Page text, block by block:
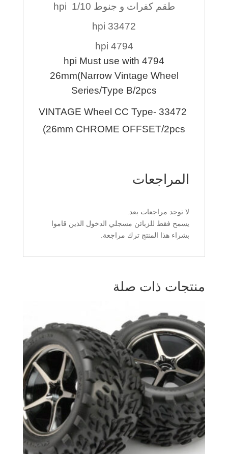
طقم كفرات و جنوط hpi 1/10
33472 hpi
4794 hpi
4794 hpi Must use with
26mm(Narrow Vintage Wheel
Series/Type B/2pcs
33472 -VINTAGE Wheel CC Type
26mm CHROME OFFSET/2pcs)
المراجعات
لا توجد مراجعات بعد.
يسمح فقط للزبائن مسجلي الدخول الذين قاموا
بشراء هذا المنتج ترك مراجعة.
منتجات ذات صلة